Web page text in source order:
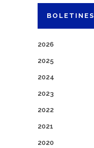
BOLETINES
2026
2025
2024
2023
2022
2021
2020